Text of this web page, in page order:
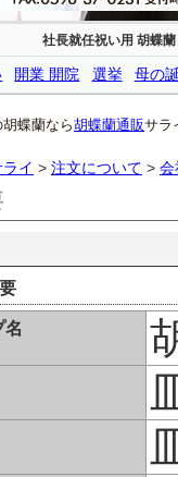
社長就任祝い用 胡蝶蘭
開業 開院 選挙 母の
蝶蘭なら胡蝶蘭通販サラ
イ > 注文について > 会
名